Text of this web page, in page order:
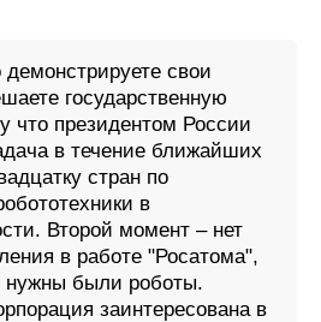
свои
государственную
что президентом России
в течение ближайших
стран по
в
Второй момент – нет
в работе "Росатома",
нужны были роботы.
заинтересована в